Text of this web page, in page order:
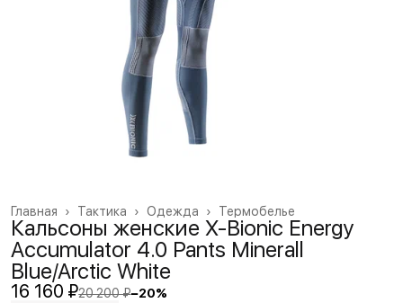
Термобелье
Одежда ›
Тактика ›
Главная ›
Кальсоны женские X-Bionic Energy
Accumulator 4.0 Pants Minerall
Blue/Arctic White
16 160 ₽20 200 ₽−20%